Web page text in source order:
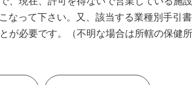
なって下さい。又、該当する業種別手引
必要です。（不明な場合は所轄の保健所